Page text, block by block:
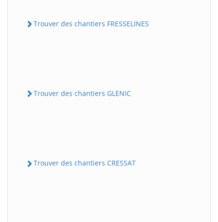
Trouver des chantiers FRESSELINES
Trouver des chantiers GLENIC
Trouver des chantiers CRESSAT